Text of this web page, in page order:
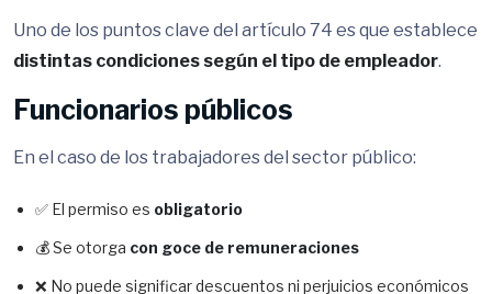
Uno de los puntos clave del artículo 74 es que establece
distintas condiciones según el tipo de empleador.
Funcionarios públicos
En el caso de los trabajadores del sector público:
✅ El permiso es obligatorio
💰 Se otorga con goce de remuneraciones
❌ No puede significar descuentos ni perjuicios económicos